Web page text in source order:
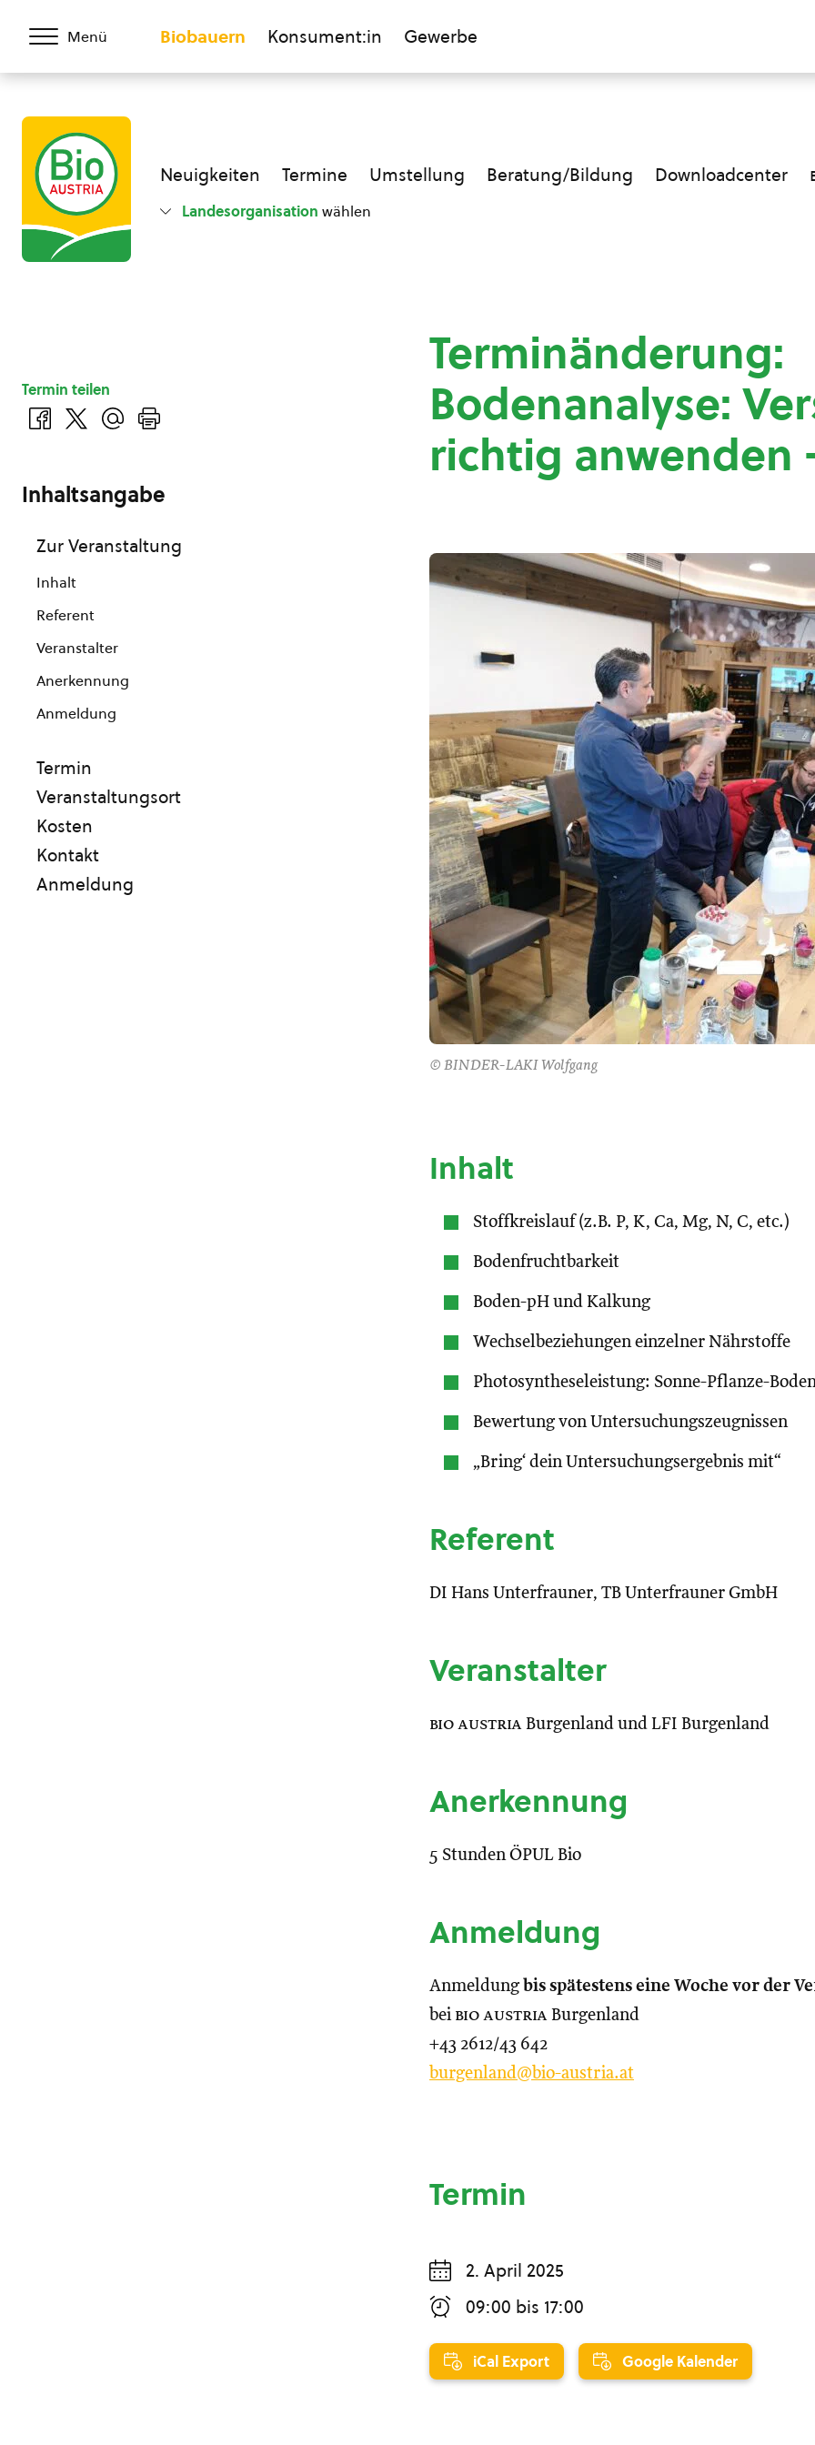
Menü Biobauern Konsument:in Gewerbe
Neuigkeiten Termine Umstellung Beratung/Bildung Downloadcenter
Landesorganisation wählen
Terminänderung:
Bodenanalyse:
richtig anwenden
© BINDER-LAKI Wolfgang
Inhalt
Stoffkreislauf (z.B. P, K, Ca, Mg, N, C, etc.)
Bodenfruchtbarkeit
Boden-pH und Kalkung
Wechselbeziehungen einzelner Nährstoffe
Photosyntheseleistung: Sonne-Pflanze-
Bewertung von Untersuchungszeugnissen
„Bring‘ dein Untersuchungsergebnis mit“
Referent
DI Hans Unterfrauner, TB Unterfrauner GmbH
Veranstalter
bio austria Burgenland und LFI Burgenland
Anerkennung
5 Stunden ÖPUL Bio
Anmeldung
Anmeldung bis spätestens eine Woche vor der
bei bio austria Burgenland
+43 2612/43 642
burgenland@bio-austria.at
Termin
2. April 2025
09:00 bis 17:00
iCal Export Google Kalender
Termin teilen
Inhaltsangabe
Zur Veranstaltung
Inhalt
Referent
Veranstalter
Anerkennung
Anmeldung
Termin
Veranstaltungsort
Kosten
Kontakt
Anmeldung